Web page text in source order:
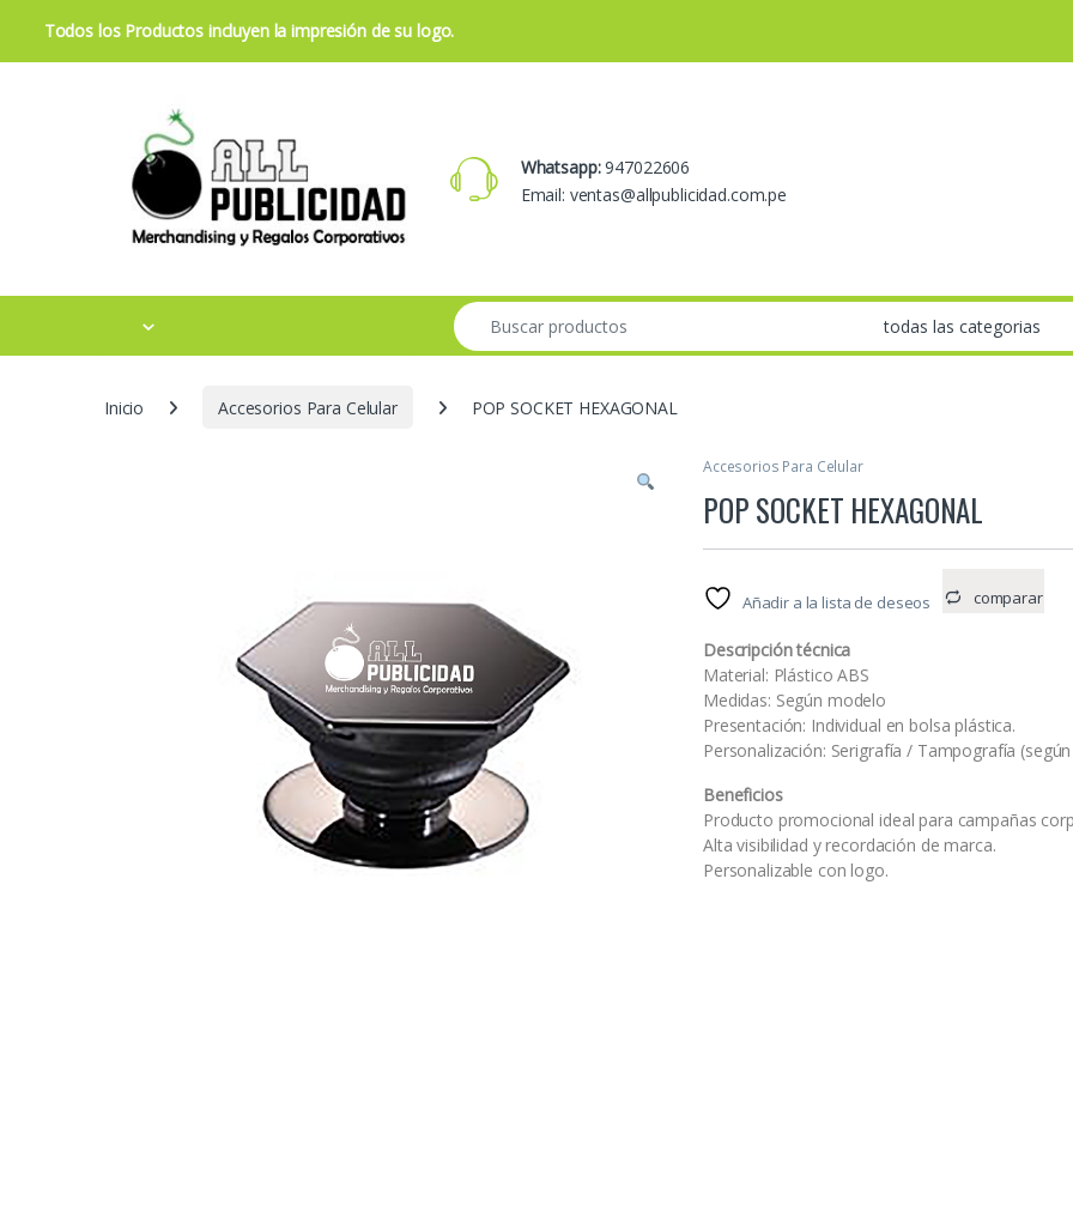
Todos los Productos incluyen la impresión de su logo.
Whatsapp:947022606
Email: ventas@allpublicidad.com.pe
Search for:
Inicio Accesorios Para Celular POP SOCKET HEXAGONAL
Accesorios Para Celular
POP SOCKET HEXAGONAL
Añadir a la lista de deseos comparar
Descripción técnica
Material: Plástico ABS
Medidas: Según modelo
Presentación: Individual en bolsa plástica.
Personalización: Serigrafía / Tampografía
Beneficios
Producto promocional ideal para campañas
Alta visibilidad y recordación de marca.
Personalizable con logo.